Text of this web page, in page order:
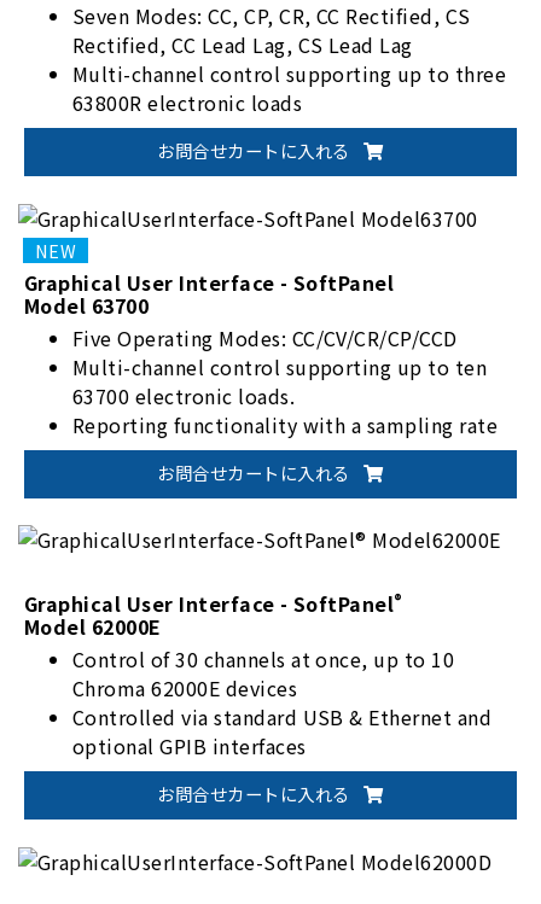
Seven Modes: CC, CP, CR, CC Rectified, CS
Rectified, CC Lead Lag, CS Lead Lag
Multi-channel control supporting up to three
63800R electronic loads
Reporting functionality with sampling rates
from 1 to 10,000 seconds and a maximum
minutes, and 59 seconds
Auto Run function supporting up to 100
current change settings, with dwell times
ranging from 1 to 1,000,000 seconds and loop
settings for long testing cycles
Supports communication via GPIB, USB, and
Ethernet interfaces
お問合せカートに入れる
Graphical User Interface - SoftPanel
Model 63700
Five Operating Modes: CC/CV/CR/CP/CCD
Multi-channel control supporting up to ten
63700 electronic loads.
Reporting functionality with a sampling rate
adjustable between 1 and 10,000 seconds,
capable of recording up to 10,000 hours, 59
Parameter measurement and waveform chart
Supports GPIB, USB, and Ethernet
communication interfaces.
お問合せカートに入れる
Graphical User Interface - SoftPanel®
Model 62000E
Control of 30 channels at once, up to 10
Chroma 62000E devices
Controlled via standard USB & Ethernet and
optional GPIB interfaces
Report functions support 1~10,000s sampling
rate and up to 10,000h59m59s recording time
voltage/current settings with 10ms~15,000s
お問合せカートに入れる